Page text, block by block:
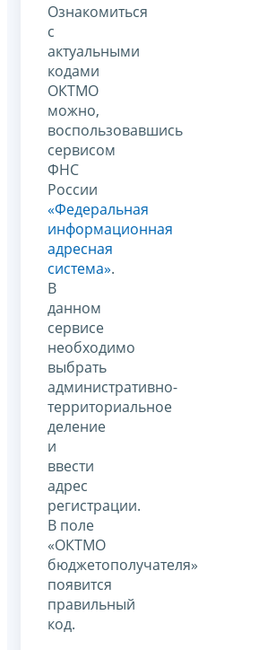
Ознакомиться
с
актуальными
кодами
ОКТМО
можно,
воспользовавшись
сервисом
ФНС
России
«Федеральная
информационная
адресная
система».
В
данном
сервисе
необходимо
выбрать
административно-
территориальное
деление
и
ввести
адрес
регистрации.
В поле
«ОКТМО
бюджетополучателя»
появится
правильный
код.